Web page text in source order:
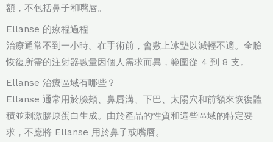
額，不包括鼻子和嘴唇。
Ellanse 的療程過程
治療通常不到一小時。在手術前，會敷上冰墊以減輕不適。全臉
恢復所需的注射器數量因個人需求而異，範圍從 4 到 8 支。
Ellanse 治療區域有哪些？
Ellanse 通常用於臉頰、鼻唇溝、下巴、太陽穴和前額來恢復體
積並刺激膠原蛋白生成。由於產品的性質和這些區域的特定要
求，不應將 Ellanse 用於鼻子或嘴唇。